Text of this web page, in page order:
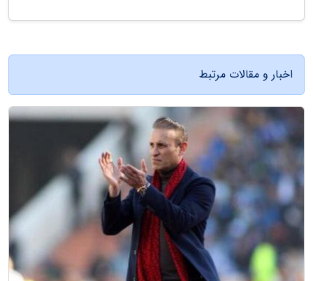
اخبار و مقالات مرتبط